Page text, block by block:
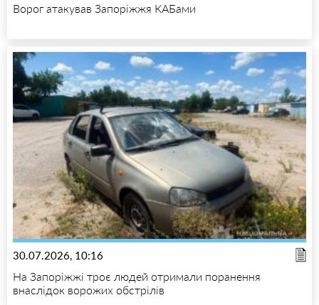
Ворог атакував Запоріжжя КАБами
30.07.2026, 10:16
На Запоріжжі троє людей отримали поранення
внаслідок ворожих обстрілів